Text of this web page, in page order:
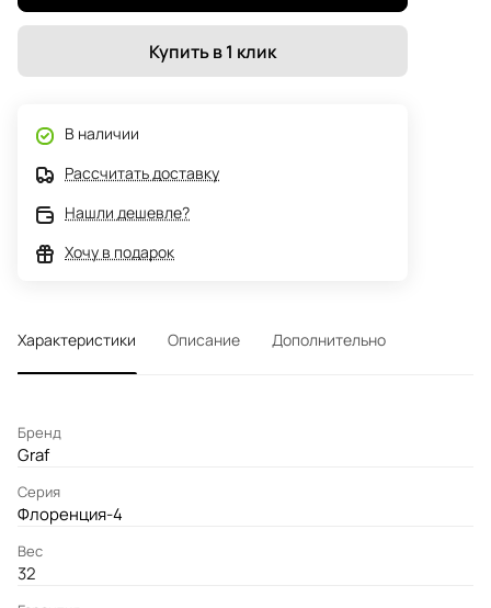
Купить в 1 клик
В наличии
Рассчитать доставку
Нашли дешевле?
Хочу в подарок
Характеристики Описание Дополнительно
Бренд
Graf
Серия
Флоренция-4
Вес
32